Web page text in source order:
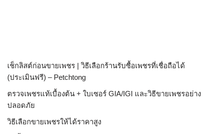
เช็กลิสต์ก่อนขายเพชร | วิธีเลือกร้านรับซื้อเพชรที่เชื่อถือได้
(ประเมินฟรี) – Petchtong
ตรวจเพชรแท้เบื้องต้น + ใบเซอร์ GIA/IGI และวิธีขายเพชรอย่าง
ปลอดภัย
วิธีเลือกขายเพชรให้ได้ราคาสูง